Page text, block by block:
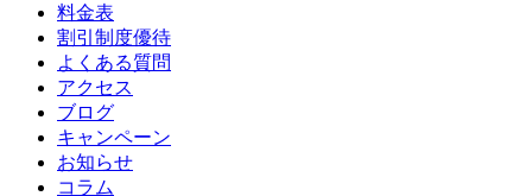
料金表
割引制度優待
よくある質問
アクセス
ブログ
キャンペーン
お知らせ
コラム